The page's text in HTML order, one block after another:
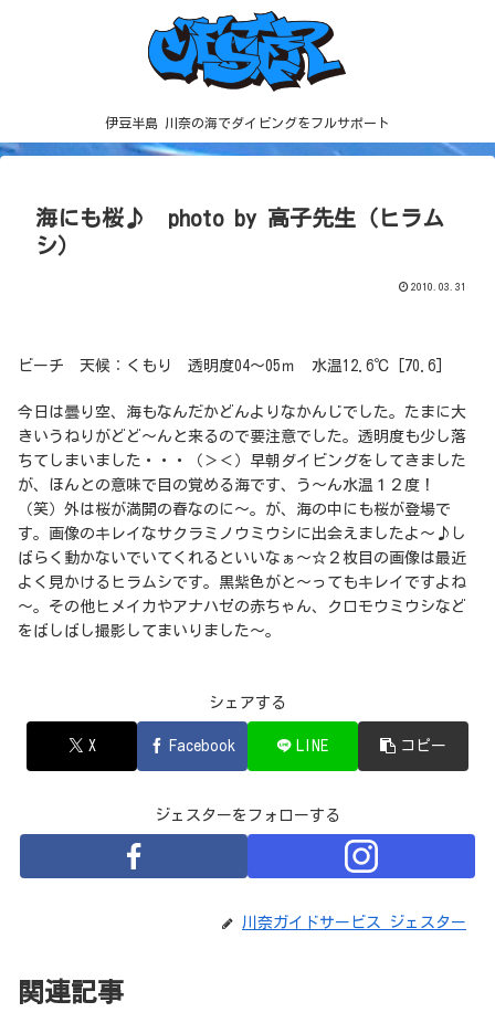
伊豆半島 川奈の海でダイビングをフルサポート
海にも桜♪ photo by 高子先生（ヒラム
シ）
2010.03.31
ビーチ 天候：くもり 透明度04～05ｍ 水温12.6℃ [70.6]
今日は曇り空、海もなんだかどんよりなかんじでした。たまに大
きいうねりがどど～んと来るので要注意でした。透明度も少し落
ちてしまいました・・・（＞＜）早朝ダイビングをしてきました
が、ほんとの意味で目の覚める海です、う～ん水温１２度！
（笑）外は桜が満開の春なのに～。が、海の中にも桜が登場で
す。画像のキレイなサクラミノウミウシに出会えましたよ～♪し
ばらく動かないでいてくれるといいなぁ～☆２枚目の画像は最近
よく見かけるヒラムシです。黒紫色がと～ってもキレイですよね
～。その他ヒメイカやアナハゼの赤ちゃん、クロモウミウシなど
をばしばし撮影してまいりました～。
シェアする
X Facebook LINE コピー
ジェスターをフォローする
川奈ガイドサービス ジェスター
関連記事